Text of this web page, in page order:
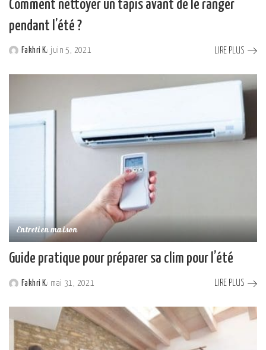
Comment nettoyer un tapis avant de le ranger
pendant l’été ?
Fakhri K. juin 5, 2021 LIRE PLUS
Entretien maison
Guide pratique pour préparer sa clim pour l’été
Posted
Fakhri K. mai 31, 2021 LIRE PLUS